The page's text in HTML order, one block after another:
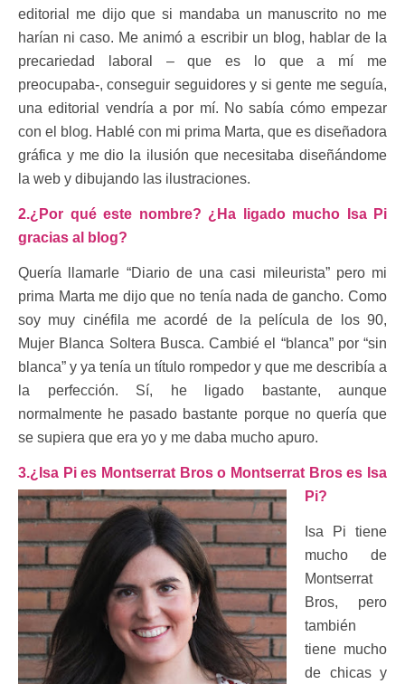
editorial me dijo que si mandaba un manuscrito no me
harían ni caso. Me animó a escribir un blog, hablar de la
precariedad laboral – que es lo que a mí me
preocupaba-, conseguir seguidores y si gente me seguía,
una editorial vendría a por mí. No sabía cómo empezar
con el blog. Hablé con mi prima Marta, que es diseñadora
gráfica y me dio la ilusión que necesitaba diseñándome
la web y dibujando las ilustraciones.
2.¿Por qué este nombre? ¿Ha ligado mucho Isa Pi
gracias al blog?
Quería llamarle “Diario de una casi mileurista” pero mi
prima Marta me dijo que no tenía nada de gancho. Como
soy muy cinéfila me acordé de la película de los 90,
Mujer Blanca Soltera Busca. Cambié el “blanca” por “sin
blanca” y ya tenía un título rompedor y que me describía a
la perfección. Sí, he ligado bastante, aunque
normalmente he pasado bastante porque no quería que
se supiera que era yo y me daba mucho apuro.
3.¿Isa Pi es Montserrat Bros o Montserrat Bros es Isa
Pi?
Isa Pi tiene
mucho de
Montserrat
Bros, pero
también
tiene mucho
de chicas y